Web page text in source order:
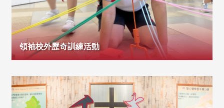
領袖校外歷奇訓練活動